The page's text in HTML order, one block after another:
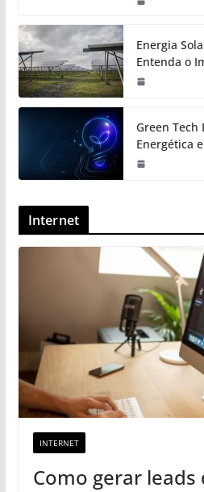
Energia
Entenda o
Green Tech
Energética
Internet
INTERNET
Como gerar